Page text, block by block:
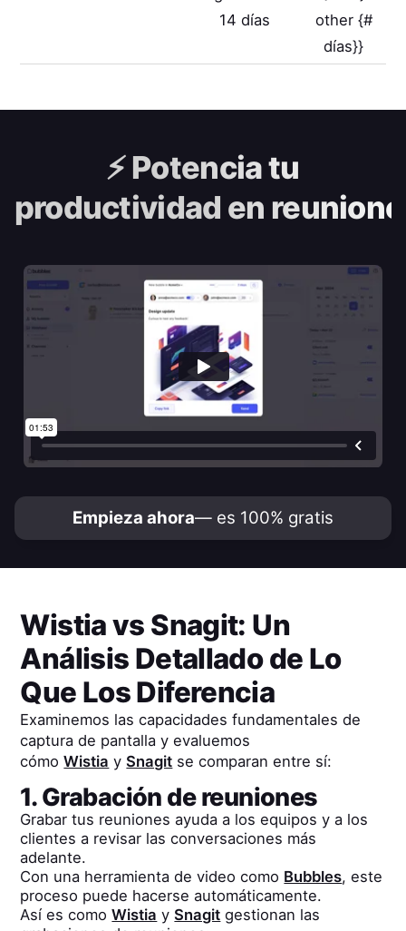
14 días
other {#
días}}
⚡️Potencia tu
productividad en
Empieza ahora— es 100% gratis
Wistiavs Snagit: Un
Análisis Detallado de Lo
Que Los Diferencia
Examinemos las capacidades fundamentales de
captura de pantalla y evaluemos
cómoWistia ySnagit se comparan entre sí:
1. Grabación de reuniones
Grabar tus reuniones ayuda a los equipos y a los
clientes a revisar las conversaciones más
adelante.
Con una herramienta de video como Bubbles, este
proceso puede hacerse automáticamente.
Así es comoWistia ySnagit gestionan las